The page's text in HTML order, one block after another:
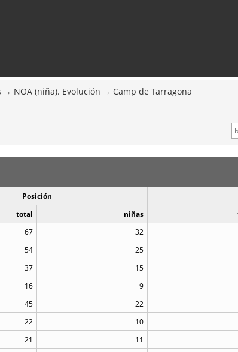
NOA (niña). Evolución Camp de Tarragona
Posición
total niñas
67 32
54 25
37 15
16 9
45 22
22 10
21 11